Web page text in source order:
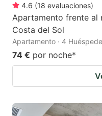
4.6 (18 evaluaciones)
Apartamento frente al
Costa del Sol
Apartamento · 4
74 € por noche*